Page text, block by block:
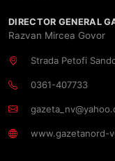
DIRECTOR GENERAL
Razvan Mircea Govor
Strada Petofi
0361-407733
www.gazetanord-